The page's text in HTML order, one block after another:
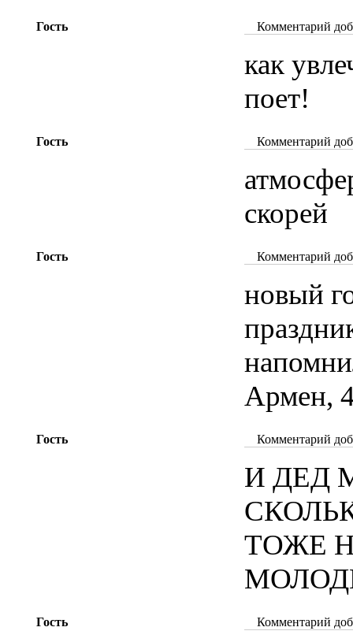
Гость Комментарий
как
поет!
Гость Комментарий
скорей
Гость Комментарий
новый
Армен,
Гость Комментарий
И ДЕД
ТОЖЕ
Гость Комментарий